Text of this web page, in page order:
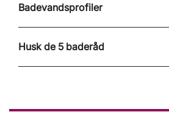
Badevandsprofiler
Husk de 5 baderåd